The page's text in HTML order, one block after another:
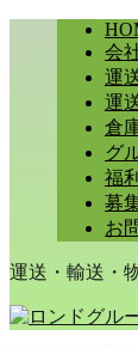
会
運
運
倉
グ
福
募
お
運送・輸送・